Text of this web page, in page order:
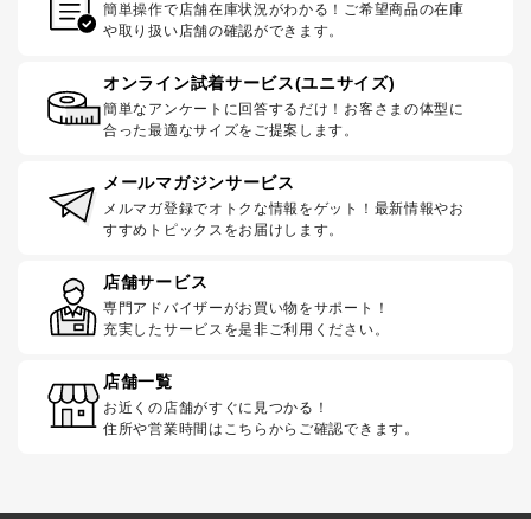
簡単操作で店舗在庫状況がわかる！ご希望商品の在庫
や取り扱い店舗の確認ができます。
オンライン試着サービス(ユニサイズ)
簡単なアンケートに回答するだけ！お客さまの体型に
合った最適なサイズをご提案します。
メールマガジンサービス
メルマガ登録でオトクな情報をゲット！最新情報やお
すすめトピックスをお届けします。
店舗サービス
専門アドバイザーがお買い物をサポート！
充実したサービスを是非ご利用ください。
店舗一覧
お近くの店舗がすぐに見つかる！
住所や営業時間はこちらからご確認できます。